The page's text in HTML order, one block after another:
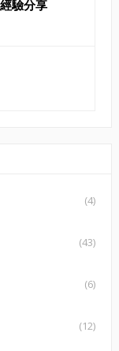
驗分享
(4)
(43)
(6)
(12)